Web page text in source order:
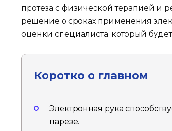
протеза с физической терапией
решение о сроках применения
оценки специалиста, который
Коротко о главном
Электронная рука
парезе.